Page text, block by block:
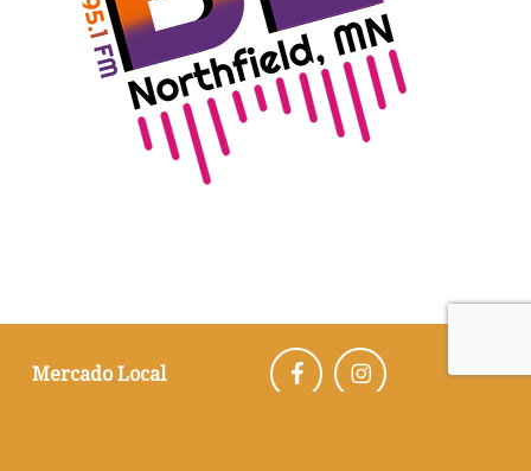
Mercado Local